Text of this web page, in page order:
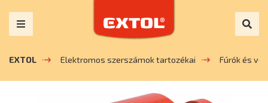
EXTOL Elektromos szerszámok tartozékai Fúrók és